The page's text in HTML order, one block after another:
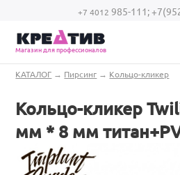
Перейти к основному содержанию
+7 4012 985-111;
Магазин для профессионалов
Вы здесь
КАТАЛОГ → Пирсинг → Кольцо-кликер
Кольцо-кликер
мм * 8 мм